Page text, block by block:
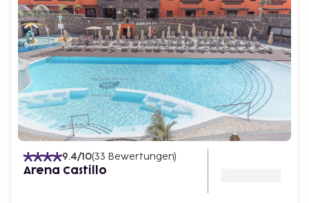
9.4/10(33 Bewertungen)
Arena Castillo